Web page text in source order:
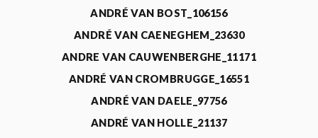
ANDRÉ VAN BOST_106156
ANDRÉ VAN CAENEGHEM_23630
ANDRE VAN CAUWENBERGHE_11171
ANDRÉ VAN CROMBRUGGE_16551
ANDRÉ VAN DAELE_97756
ANDRÉ VAN HOLLE_21137